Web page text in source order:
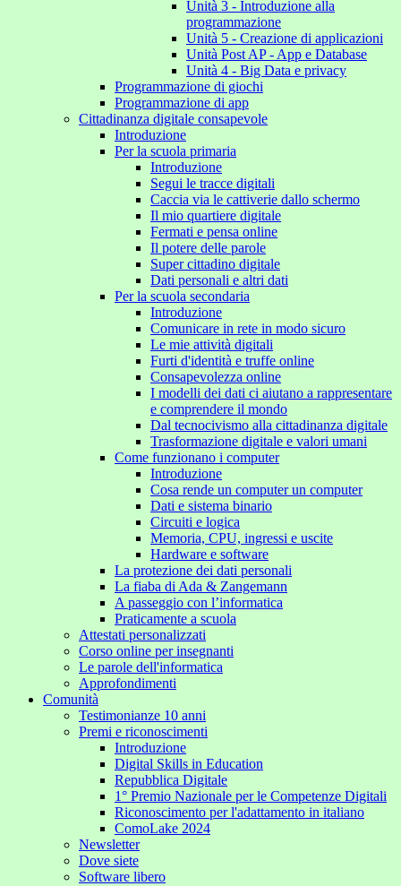
Unità 3 - Introduzione alla
programmazione
Unità 5 - Creazione di applicazioni
Unità Post AP - App e Database
Unità 4 - Big Data e privacy
Programmazione di giochi
Programmazione di app
Cittadinanza digitale consapevole
Introduzione
Per la scuola primaria
Introduzione
Segui le tracce digitali
Caccia via le cattiverie dallo schermo
Il mio quartiere digitale
Fermati e pensa online
Il potere delle parole
Super cittadino digitale
Dati personali e altri dati
Per la scuola secondaria
Introduzione
Comunicare in rete in modo sicuro
Le mie attività digitali
Furti d'identità e truffe online
Consapevolezza online
I modelli dei dati ci aiutano a rappresentare
e comprendere il mondo
Dal tecnocivismo alla cittadinanza digitale
Trasformazione digitale e valori umani
Come funzionano i computer
Introduzione
Cosa rende un computer un computer
Dati e sistema binario
Circuiti e logica
Memoria, CPU, ingressi e uscite
Hardware e software
La protezione dei dati personali
La fiaba di Ada & Zangemann
A passeggio con l’informatica
Praticamente a scuola
Attestati personalizzati
Corso online per insegnanti
Le parole dell'informatica
Approfondimenti
Comunità
Testimonianze 10 anni
Premi e riconoscimenti
Introduzione
Digital Skills in Education
Repubblica Digitale
1° Premio Nazionale per le Competenze Digitali
Riconoscimento per l'adattamento in italiano
ComoLake 2024
Newsletter
Dove siete
Software libero